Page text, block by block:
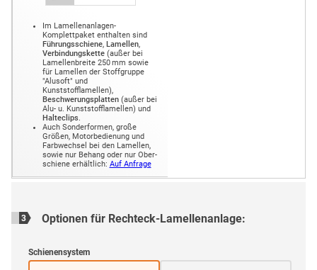
Im Lamellenanlagen-
Komplettpaket enthalten sind
Führungs­schiene, Lamellen,
Verbindungs­kette(außer bei
Lamellenbreite 250 mm sowie
für Lamellen der Stoffgruppe
"Alusoft" und
Kunststofflamellen),
Beschwerungs­platten(außer bei
Alu- u. Kunststofflamellen) und
Halte­clips.
Auch Sonder­formen, große
Größen, Motor­bedienung und
Farb­wechsel bei den Lamellen,
sowie nur Behang oder nur Ober­
schiene erhältlich: Auf Anfrage
3 Optionen für Rechteck-Lamellenanlage:
Schienensystem